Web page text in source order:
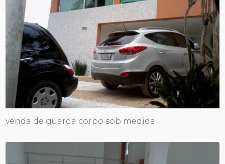
venda de guarda corpo sob medida